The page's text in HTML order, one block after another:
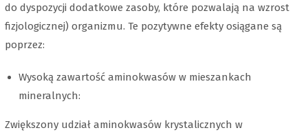
do dyspozycji dodatkowe zasoby, które pozwalają na wzrost
fizjologicznej) organizmu. Te pozytywne efekty osiągane są
poprzez:
Wysoką zawartość aminokwasów w mieszankach
mineralnych:
Zwiększony udział aminokwasów krystalicznych w